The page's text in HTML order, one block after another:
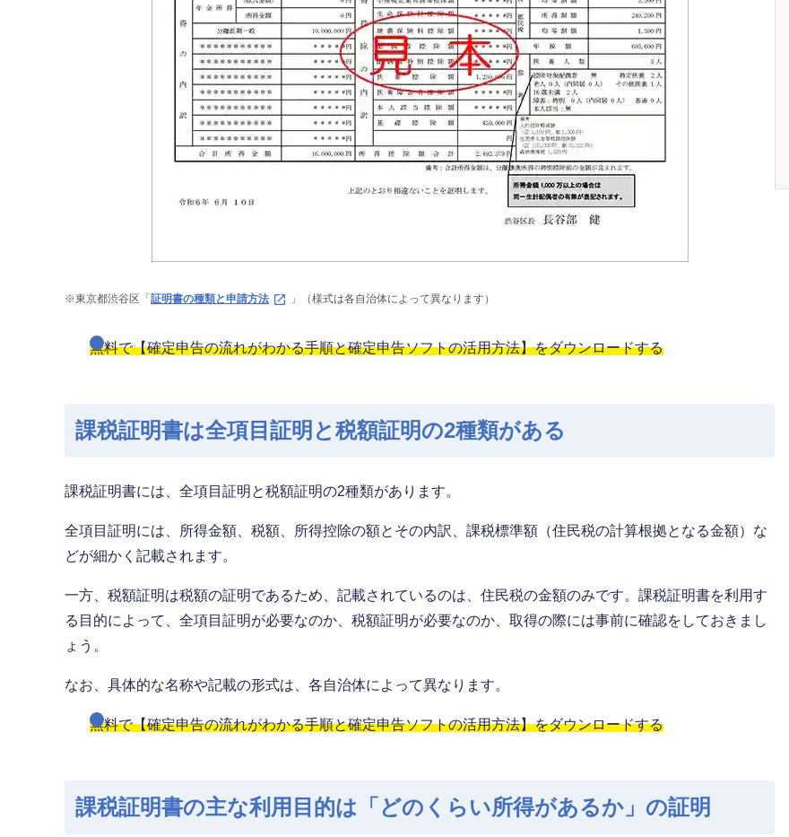
※東京都渋谷区「 証明書の種類と申請方法 」（様式は各自治体によって異なります）
無料で【確定申告の流れがわかる手順と確定申告ソフトの活用方法】をダウンロードする
課税証明書は全項目証明と税額証明の2種類がある
課税証明書には、全項目証明と税額証明の2種類があります。
全項目証明には、所得金額、税額、所得控除の額とその内訳、課税標準額（住民税の計算根拠となる金額）な
どが細かく記載されます。
一方、税額証明は税額の証明であるため、記載されているのは、住民税の金額のみです。課税証明書を利用す
る目的によって、全項目証明が必要なのか、税額証明が必要なのか、取得の際には事前に確認をしておきまし
ょう。
なお、具体的な名称や記載の形式は、各自治体によって異なります。
無料で【確定申告の流れがわかる手順と確定申告ソフトの活用方法】をダウンロードする
課税証明書の主な利用目的は「どのくらい所得があるか」の証明